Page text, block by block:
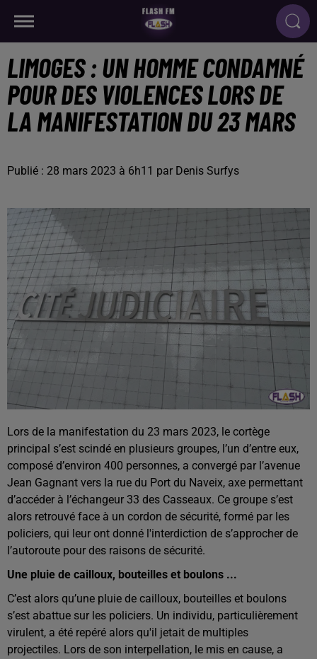
LIMOGES : UN HOMME CONDAMNÉ
POUR DES VIOLENCES LORS DE
LA MANIFESTATION DU 23 MARS
Publié : 28 mars 2023 à 6h11 par Denis Surfys
Lors de la manifestation du 23 mars 2023, le cortège
principal s’est scindé en plusieurs groupes, l’un d’entre eux,
composé d’environ 400 personnes, a convergé par l’avenue
Jean Gagnant vers la rue du Port du Naveix, axe permettant
d’accéder à l’échangeur 33 des Casseaux. Ce groupe s’est
alors retrouvé face à un cordon de sécurité, formé par les
policiers, qui leur ont donné l'interdiction de s’approcher de
l’autoroute pour des raisons de sécurité.
Une pluie de cailloux, bouteilles et boulons ...
C’est alors qu’une pluie de cailloux, bouteilles et boulons
s’est abattue sur les policiers. Un individu, particulièrement
virulent, a été repéré alors qu'il jetait de multiples
projectiles. Lors de son interpellation, le mis en cause, a